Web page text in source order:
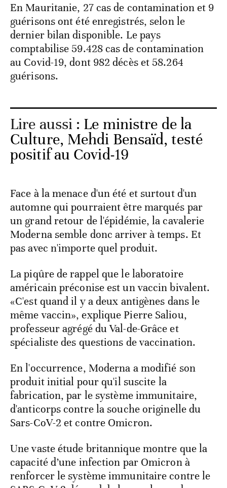
En Mauritanie, 27 cas de contamination et 9
guérisons ont été enregistrés, selon le
dernier bilan disponible. Le pays
comptabilise 59.428 cas de contamination
au Covid-19, dont 982 décès et 58.264
guérisons.
Lire aussi : Le ministre de la
Culture, Mehdi Bensaïd, testé
positif au Covid-19
Face à la menace d'un été et surtout d'un
automne qui pourraient être marqués par
un grand retour de l'épidémie, la cavalerie
Moderna semble donc arriver à temps. Et
pas avec n'importe quel produit.
La piqûre de rappel que le laboratoire
américain préconise est un vaccin bivalent.
«C'est quand il y a deux antigènes dans le
même vaccin», explique Pierre Saliou,
professeur agrégé du Val-de-Grâce et
spécialiste des questions de vaccination.
En l'occurrence, Moderna a modifié son
produit initial pour qu'il suscite la
fabrication, par le système immunitaire,
d'anticorps contre la souche originelle du
Sars-CoV-2 et contre Omicron.
Une vaste étude britannique montre que la
capacité d’une infection par Omicron à
renforcer le système immunitaire contre le